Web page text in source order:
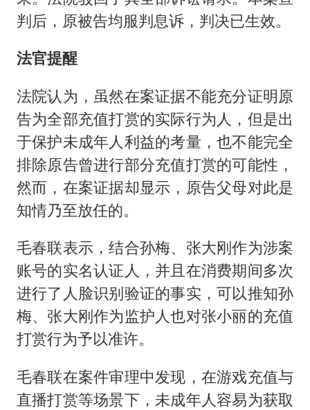
判后，原被告均服判息诉，判决已生效。
法官提醒
法院认为，虽然在案证据不能充分证明原
告为全部充值打赏的实际行为人，但是出
于保护未成年人利益的考量，也不能完全
排除原告曾进行部分充值打赏的可能性，
然而，在案证据却显示，原告父母对此是
知情乃至放任的。
毛春联表示，结合孙梅、张大刚作为涉案
账号的实名认证人，并且在消费期间多次
进行了人脸识别验证的事实，可以推知孙
梅、张大刚作为监护人也对张小丽的充值
打赏行为予以准许。
毛春联在案件审理中发现，在游戏充值与
直播打赏等场景下，未成年人容易为获取